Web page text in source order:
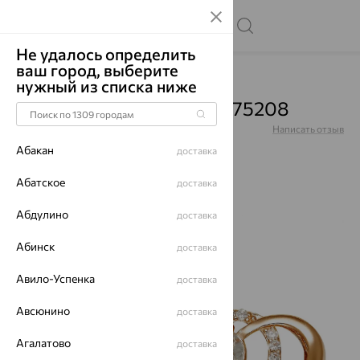
Главная Каталог Броши Фианит
Брошь, золото, фианит, 75208
Артикул:75208 Написать отзыв
Не удалось определить
ваш город, выберите
нужный из списка ниже
Абакан доставка
Абатское доставка
Абдулино доставка
Абинск доставка
Авило-Успенка доставка
Авсюнино доставка
Агалатово доставка